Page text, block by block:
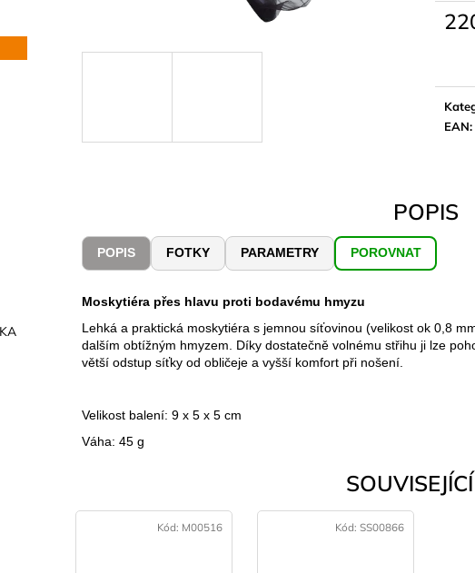
EAN:
POPIS
POPIS FOTKY PARAMETRY POROVNAT
Moskytiéra přes hlavu proti bodavému hmyzu
Lehká a praktická moskytiéra s jemnou síťovinou (velikost ok 0,8
dalším obtížným hmyzem. Díky dostatečně volnému střihu ji lze
větší odstup síťky od obličeje a vyšší komfort při nošení.
Velikost balení: 9 x 5 x 5 cm
Váha: 45 g
Kód: M00516 Kód: SS00866